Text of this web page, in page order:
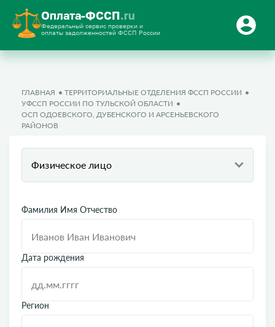
Оплата-ФССП.ru
Федеральный сервис проверки и
оплаты задолженностей ФССП России
ГЛАВНАЯ
ТЕРРИТОРИАЛЬНЫЕ ОТДЕЛЕНИЯ ФССП РОССИИ
УФССП РОССИИ ПО ТУЛЬСКОЙ ОБЛАСТИ
ОСП ОДОЕВСКОГО, ДУБЕНСКОГО И АРСЕНЬЕВСКОГО
РАЙОНОВ
Физическое лицо
Фамилия Имя Отчество
Дата рождения
Регион